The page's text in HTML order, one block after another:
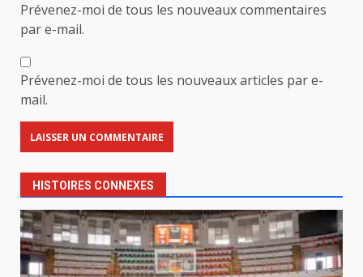
Prévenez-moi de tous les nouveaux commentaires
par e-mail.
Prévenez-moi de tous les nouveaux articles par e-
mail.
HISTOIRES CONNEXES